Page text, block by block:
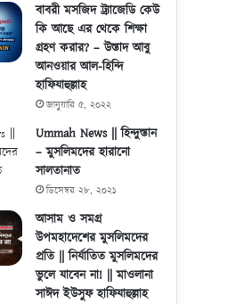
বাবরী মসজিদ ট্র্যাজেডি কেউ
কি আছে এর থেকে শিক্ষা
গ্রহণ করার? – উস্তাদ আবু
আনওয়ার আল-হিন্দি
হাফিযাহুল্লাহ
জানুয়ারি ৫, ২০২২
Ummah News || হিন্দুস্তান
– মুসলিমদের হারানো
সালতানাত
ডিসেম্বর ২৮, ২০২১
আসাম ও সমগ্র
উপমহাদেশের মুসলিমদের
প্রতি || নির্যাতিত মুসলিমদের
ভুলে যাবেন না! || মাওলানা
সাঈদ ইউসুফ হাফিযাহুল্লাহ